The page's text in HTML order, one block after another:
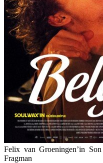
Felix van Groeningen’in
Fragman